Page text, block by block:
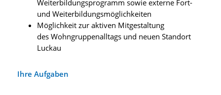
Weiterbildungsprogramm sowie externe Fort-
und Weiterbildungsmöglichkeiten
Möglichkeit zur aktiven Mitgestaltung
des Wohngruppenalltags und neuen Standort
Luckau
Ihre Aufgaben